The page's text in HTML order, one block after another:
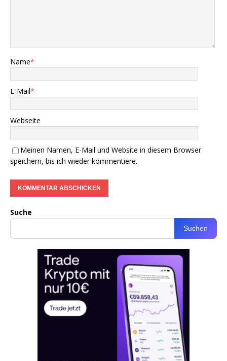
Name*
E-Mail*
Webseite
Meinen Namen, E-Mail und Website in diesem Browser
speichern, bis ich wieder kommentiere.
Suche
Suchen